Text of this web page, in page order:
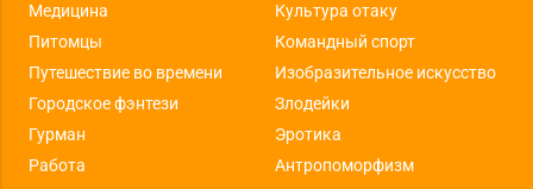
Медицина
Культура отаку
Питомцы
Командный спорт
Путешествие во времени
Изобразительное искусство
Городское фэнтези
Злодейки
Гурман
Эротика
Работа
Антропоморфизм